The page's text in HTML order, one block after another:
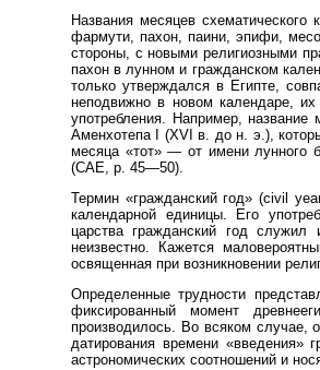
Названия месяцев
фармути, пахон, паини, эпифи,
стороны, с новыми религиозными
пахон в лунном и гражданском
только утверждался в Египте,
неподвижно в новом календаре,
употребления. Например, название
Аменхотепа I (XVI в. до н. э.),
месяца «тот» — от имени лунного
(САЕ, р. 45—50).
Термин «гражданский год» (civil
календарной единицы. Его
царства гражданский год
неизвестно. Кажется
освященная при возникновении
Определенные трудности
фиксированный момент
производилось. Во всяком случае,
датирования времени «введения»
астрономических соотношений и